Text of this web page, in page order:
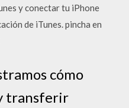
y conectar tu iPhone
de iTunes. pincha en
cómo
transferir